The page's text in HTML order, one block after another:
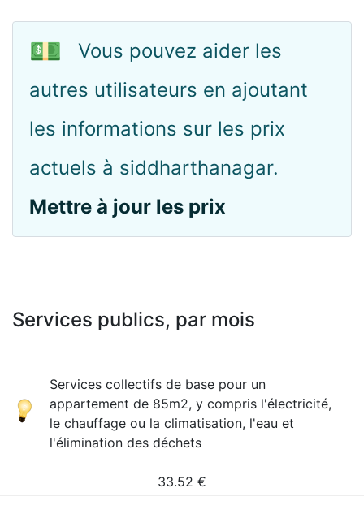
💵
Vous pouvez aider les
autres utilisateurs en ajoutant
les informations sur les prix
actuels à siddharthanagar.
Mettre à jour les prix
Services publics, par mois
Services collectifs de base pour un
appartement de 85m2, y compris l'électricité,
le chauffage ou la climatisation, l'eau et
l'élimination des déchets
33.52 €